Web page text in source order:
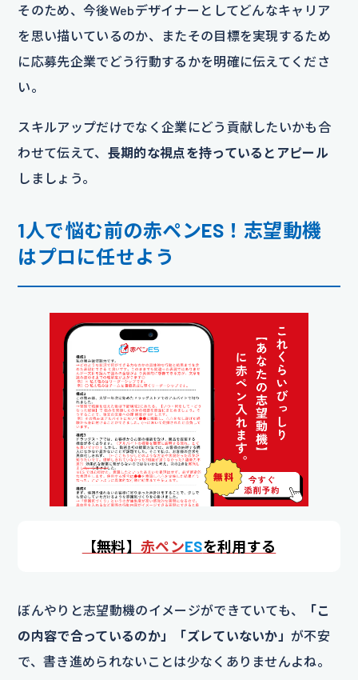
そのため、今後Webデザイナーとしてどんなキャリア
を思い描いているのか、またその目標を実現するため
に応募先企業でどう行動するかを明確に伝えてくださ
い。
スキルアップだけでなく企業にどう貢献したいかも合
わせて伝えて、 長期的な視点を持っているとアピール
しましょう。
1人で悩む前の赤ペンES！志望動機
はプロに任せよう
【無料】赤ペンESを利用する
ぼんやりと志望動機のイメージができていても、
「こ
の内容で合っているのか」「ズレていないか」が不安
で、書き進められないことは少なくありませんよね。